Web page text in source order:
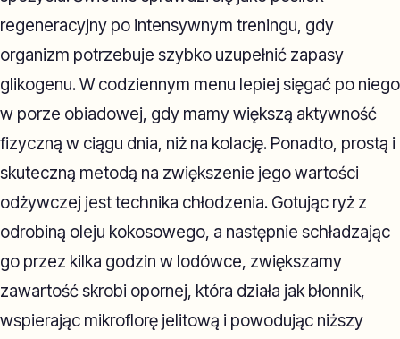
regeneracyjny po intensywnym treningu, gdy
organizm potrzebuje szybko uzupełnić zapasy
glikogenu. W codziennym menu lepiej sięgać po niego
w porze obiadowej, gdy mamy większą aktywność
fizyczną w ciągu dnia, niż na kolację. Ponadto, prostą i
skuteczną metodą na zwiększenie jego wartości
odżywczej jest technika chłodzenia. Gotując ryż z
odrobiną oleju kokosowego, a następnie schładzając
go przez kilka godzin w lodówce, zwiększamy
zawartość skrobi opornej, która działa jak błonnik,
wspierając mikroflorę jelitową i powodując niższy